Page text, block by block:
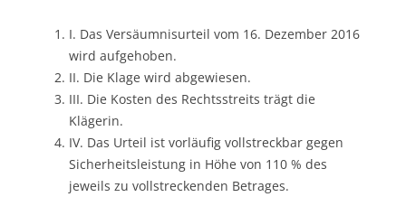
I. Das Versäumnisurteil vom 16. Dezember 2016
wird aufgehoben.
II. Die Klage wird abgewiesen.
III. Die Kosten des Rechtsstreits trägt die
Klägerin.
IV. Das Urteil ist vorläufig vollstreckbar gegen
Sicherheitsleistung in Höhe von 110 % des
jeweils zu vollstreckenden Betrages.